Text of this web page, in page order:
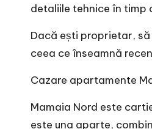
detaliile tehnice în timp
Dacă ești proprietar,
ceea ce înseamnă
Cazare apartamente
Mamaia Nord este
este una aparte,